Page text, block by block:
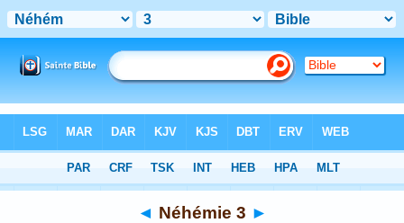
> Néhémie 3
◄ Néhémie 3 ►